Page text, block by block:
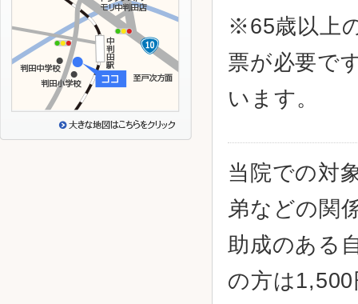
※65歳以上
票が必要で
います。
当院での対
弟などの関
助成のある
の方は